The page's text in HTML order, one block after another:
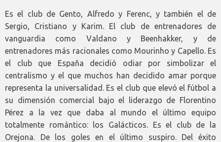
Es el club de Gento, Alfredo y Ferenc, y también el de
Sergio, Cristiano y Karim. El club de entrenadores de
vanguardia como Valdano y Beenhakker, y de
entrenadores más racionales como Mourinho y Capello. Es
el club que España decidió odiar por simbolizar el
centralismo y el que muchos han decidido amar porque
representa la universalidad. Es el club que elevó el fútbol a
su dimensión comercial bajo el liderazgo de Florentino
Pérez a la vez que daba al mundo el último equipo
totalmente romántico: los Galácticos. Es el club de la
Orejona. De los goles en el último suspiro. Del éxito